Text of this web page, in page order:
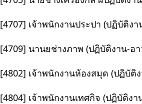
[4707] เจ้าพนักงานประปา (ปฏิบัติงา
[4709] นานยช่างภาพ (ปฏิบัติงาน-อา
[4802] เจ้าพนักงานห้องสมุด (ปฏิบัติ
[4804] เจ้าพนักงานเทศกิจ (ปฏิบัติงา